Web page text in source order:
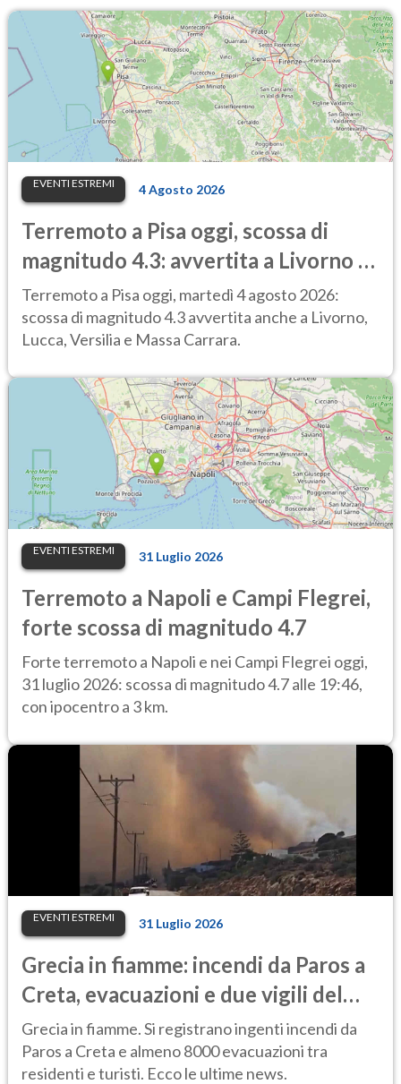
EVENTI ESTREMI 4 Agosto 2026
Terremoto a Pisa oggi, scossa di
magnitudo 4.3: avvertita a Livorno e
Lucca, treni sospesi
Terremoto a Pisa oggi, martedì 4 agosto 2026:
scossa di magnitudo 4.3 avvertita anche a Livorno,
Lucca, Versilia e Massa Carrara.
EVENTI ESTREMI 31 Luglio 2026
Terremoto a Napoli e Campi Flegrei,
forte scossa di magnitudo 4.7
Forte terremoto a Napoli e nei Campi Flegrei oggi,
31 luglio 2026: scossa di magnitudo 4.7 alle 19:46,
con ipocentro a 3 km.
EVENTI ESTREMI 31 Luglio 2026
Grecia in fiamme: incendi da Paros a
Creta, evacuazioni e due vigili del
fuoco morti
Grecia in fiamme. Si registrano ingenti incendi da
Paros a Creta e almeno 8000 evacuazioni tra
residenti e turisti. Ecco le ultime news.